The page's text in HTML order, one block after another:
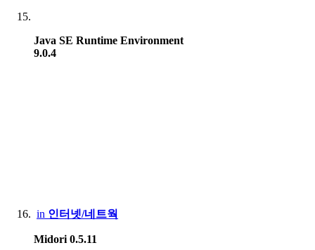
Java SE Runtime Environment
9.0.4
in 인터넷/네트웍
Midori 0.5.11